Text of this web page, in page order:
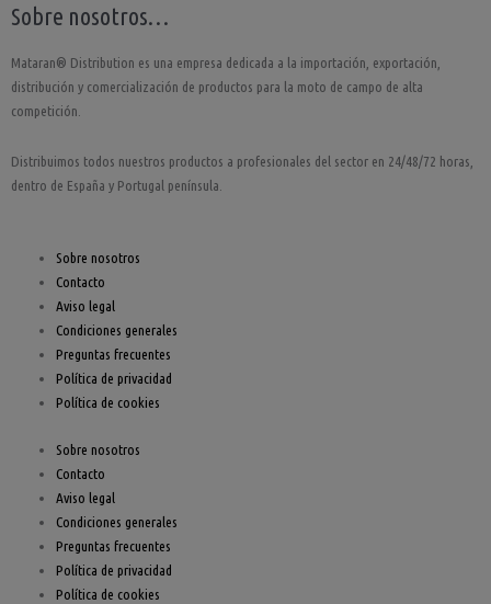
c
e
b
o
o
k
-
f
s
t
a
g
r
a
m
u
t
u
b
Sobre nosotros…
Mataran® Distribution es una empresa dedicada a la importación, exportación,
distribución y comercialización de productos para la moto de campo de alta
competición.
Distribuimos todos nuestros productos a profesionales del sector en 24/48/72 horas,
dentro de España y Portugal península.
Sobre nosotros
Contacto
Aviso legal
Condiciones generales
Preguntas frecuentes
Política de privacidad
Política de cookies
Sobre nosotros
Contacto
Aviso legal
Condiciones generales
Preguntas frecuentes
Política de privacidad
Política de cookies